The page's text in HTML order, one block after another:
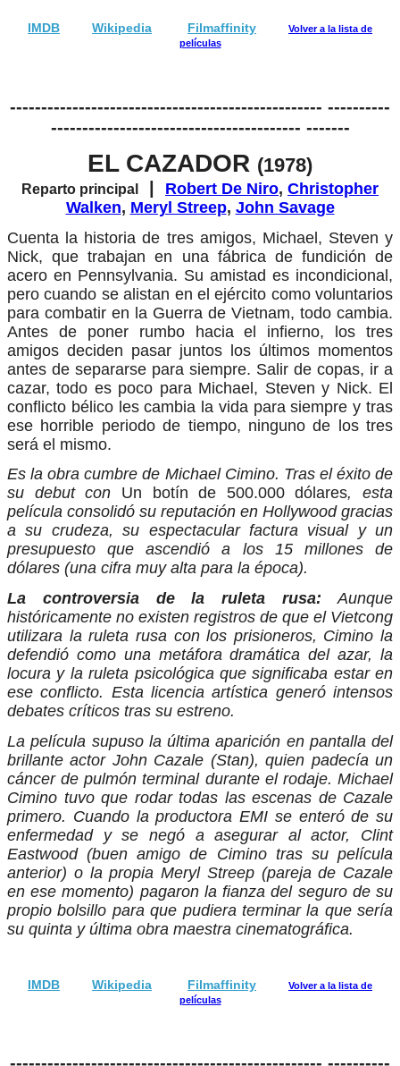
IMDB Wikipedia Filmaffinity
Volver a la lista de
películas
-------------------------------------------------- ----------
---------------------------------------- -------
EL CAZADOR (1978)
Reparto principal | Robert De Niro, Christopher
Walken, Meryl Streep, John Savage
Cuenta la historia de tres amigos, Michael, Steven y
Nick, que trabajan en una fábrica de fundición de
acero en Pennsylvania. Su amistad es incondicional,
pero cuando se alistan en el ejército como voluntarios
para combatir en la Guerra de Vietnam, todo cambia.
Antes de poner rumbo hacia el infierno, los tres
amigos deciden pasar juntos los últimos momentos
antes de separarse para siempre. Salir de copas, ir a
cazar, todo es poco para Michael, Steven y Nick. El
conflicto bélico les cambia la vida para siempre y tras
ese horrible periodo de tiempo, ninguno de los tres
será el mismo.
Es la obra cumbre de Michael Cimino. Tras el éxito de
su debut con Un botín de 500.000 dólares, esta
película consolidó su reputación en Hollywood gracias
a su crudeza, su espectacular factura visual y un
presupuesto que ascendió a los 15 millones de
dólares (una cifra muy alta para la época).
La controversia de la ruleta rusa: Aunque
históricamente no existen registros de que el Vietcong
utilizara la ruleta rusa con los prisioneros, Cimino la
defendió como una metáfora dramática del azar, la
locura y la ruleta psicológica que significaba estar en
ese conflicto. Esta licencia artística generó intensos
debates críticos tras su estreno.
La película supuso la última aparición en pantalla del
brillante actor John Cazale (Stan), quien padecía un
cáncer de pulmón terminal durante el rodaje. Michael
Cimino tuvo que rodar todas las escenas de Cazale
primero. Cuando la productora EMI se enteró de su
enfermedad y se negó a asegurar al actor, Clint
Eastwood (buen amigo de Cimino tras su película
anterior) o la propia Meryl Streep (pareja de Cazale
en ese momento) pagaron la fianza del seguro de su
propio bolsillo para que pudiera terminar la que sería
su quinta y última obra maestra cinematográfica.
IMDB Wikipedia Filmaffinity
Volver a la lista de
películas